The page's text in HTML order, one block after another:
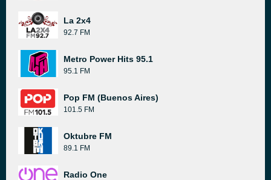
La 2x4
92.7 FM
Metro Power Hits 95.1
95.1 FM
Pop FM (Buenos Aires)
101.5 FM
Oktubre FM
89.1 FM
Radio One